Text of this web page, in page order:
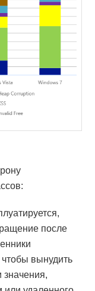
после
чтобы вынудить
значения,